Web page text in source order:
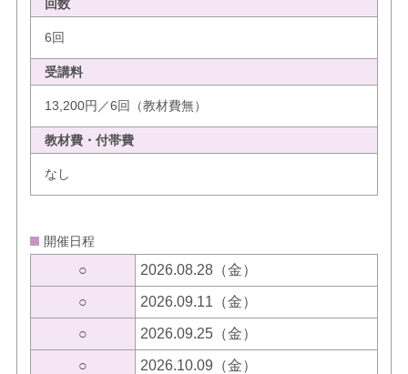
回数
6回
受講料
13,200円／6回（教材費無）
教材費・付帯費
なし
開催日程
○ 2026.08.28（金）
○ 2026.09.11（金）
○ 2026.09.25（金）
○ 2026.10.09（金）